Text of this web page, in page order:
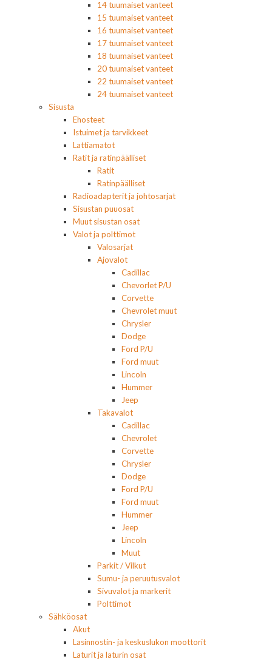
14 tuumaiset vanteet
15 tuumaiset vanteet
16 tuumaiset vanteet
17 tuumaiset vanteet
18 tuumaiset vanteet
20 tuumaiset vanteet
22 tuumaiset vanteet
24 tuumaiset vanteet
Sisusta
Ehosteet
Istuimet ja tarvikkeet
Lattiamatot
Ratit ja ratinpäälliset
Ratit
Ratinpäälliset
Radioadapterit ja johtosarjat
Sisustan puuosat
Muut sisustan osat
Valot ja polttimot
Valosarjat
Ajovalot
Cadillac
Chevorlet P/U
Corvette
Chevrolet muut
Chrysler
Dodge
Ford P/U
Ford muut
Lincoln
Hummer
Jeep
Takavalot
Cadillac
Chevrolet
Corvette
Chrysler
Dodge
Ford P/U
Ford muut
Hummer
Jeep
Lincoln
Muut
Parkit / Vilkut
Sumu- ja peruutusvalot
Sivuvalot ja markerit
Polttimot
Sähköosat
Akut
Lasinnostin- ja keskuslukon moottorit
Laturit ja laturin osat